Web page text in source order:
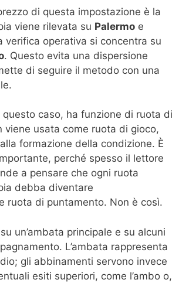
di questa impostazione è la
viene rilevata su Palermo e
verifica operativa si concentra su
. Questo evita una dispersione
di seguire il metodo con una
questo caso, ha funzione di ruota di
viene usata come ruota di gioco,
formazione della condizione. È
perché spesso il lettore
a pensare che ogni ruota
debba diventare
ruota di puntamento. Non è così.
un’ambata principale e su alcuni
L’ambata rappresenta
gli abbinamenti servono invece
esiti superiori, come l’ambo o,